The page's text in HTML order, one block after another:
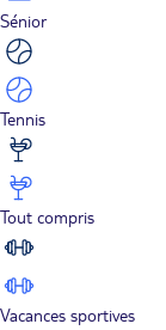
Sénior
Tennis
Tout compris
Vacances sportives